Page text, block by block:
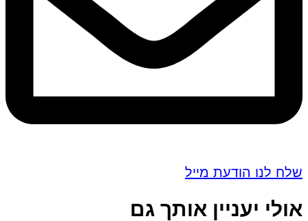
שלח לנו הודעת מייל
אולי יעניין אותך גם